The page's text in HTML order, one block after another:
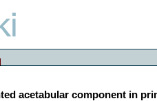
acetabular component in